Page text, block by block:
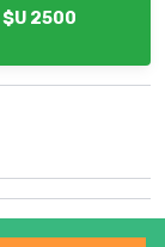
$U 2500